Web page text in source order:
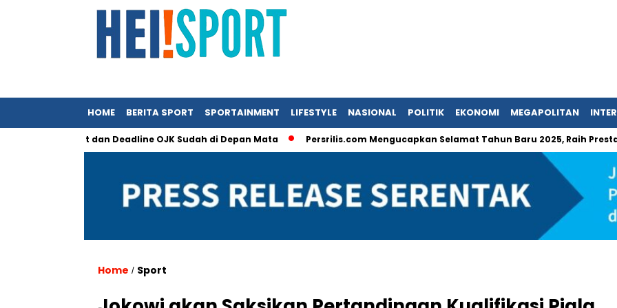
HOME BERITA SPORT SPORTAINMENT LIFESTYLE NASIONAL POLITIK EKONOMI MEGAPOLITAN
Sempit dan Deadline OJK Sudah di Depan Mata Persrilis.com Mengucapkan Selamat Tahun Baru 2025, Raih Prestasi dan
Home / Sport